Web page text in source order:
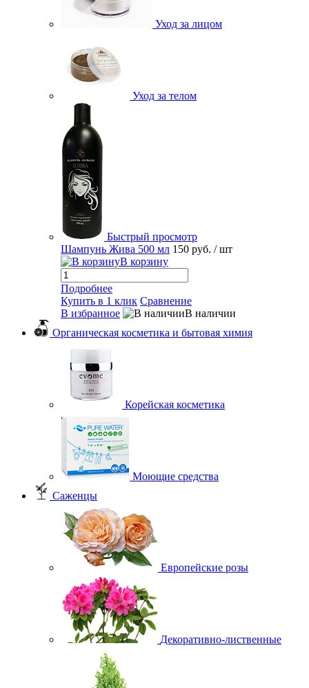
Уход за лицом
Уход за телом
Быстрый просмотр
Шампунь Жива 500 мл 150 руб. / шт
В корзину
Подробнее
Купить в 1 клик Сравнение
В избранное
В наличии
Органическая косметика и бытовая химия
Корейская косметика
Моющие средства
Саженцы
Европейские розы
Декоративно-лиственные